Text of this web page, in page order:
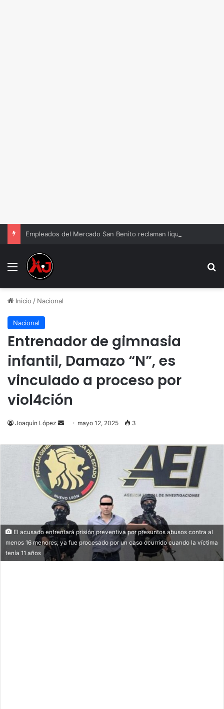
Menu
Inicio / Nacional
Nacional
Entrenador de gimnasia
infantil, Damazo “N”, es
vinculado a proceso por
viol4ción
Joaquín López
Send
email
mayo 12, 2025 3
El acusado enfrentará prisión preventiva por presuntos abusos contra al
menos 16 menores; ya fue procesado por un caso ocurrido cuando la víctima
tenía 11 años